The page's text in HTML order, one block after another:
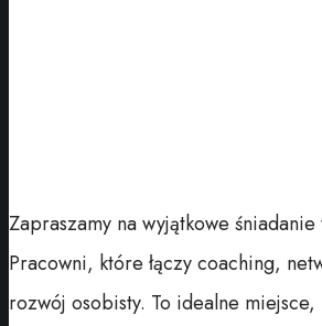
Zapraszamy na wyjątkowe
Pracowni, które łączy coaching,
rozwój osobisty. To idealne miejsce,